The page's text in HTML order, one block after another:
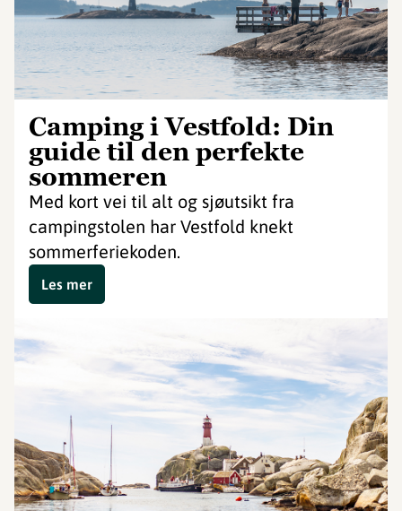
Camping i Vestfold: Din
guide til den perfekte
sommeren
Med kort vei til alt og sjøutsikt fra
campingstolen har Vestfold knekt
sommerferiekoden.
Les mer